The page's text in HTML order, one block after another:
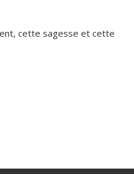
cette sagesse et cette